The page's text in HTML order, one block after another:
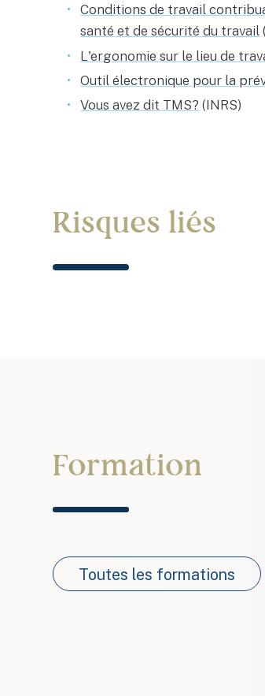
Conditions de travail
santé et de sécurité du travail
L'ergonomie sur le lieu de
Outil électronique pour la
Vous avez dit TMS? (INRS)
Risques liés
Formation
Toutes les formations